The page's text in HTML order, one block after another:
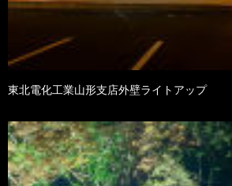
東北電化工業山形支店外壁ライトアップ